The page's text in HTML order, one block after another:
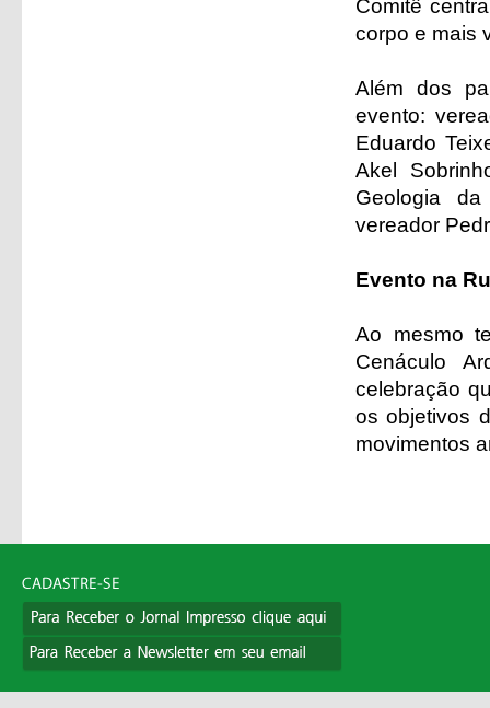
Comitê
corpo e mais
Além dos
evento:
Eduardo
Akel
Geologia
vereador
Evento na
Ao mesmo
Cenáculo
celebração
os objetivos
movimentos